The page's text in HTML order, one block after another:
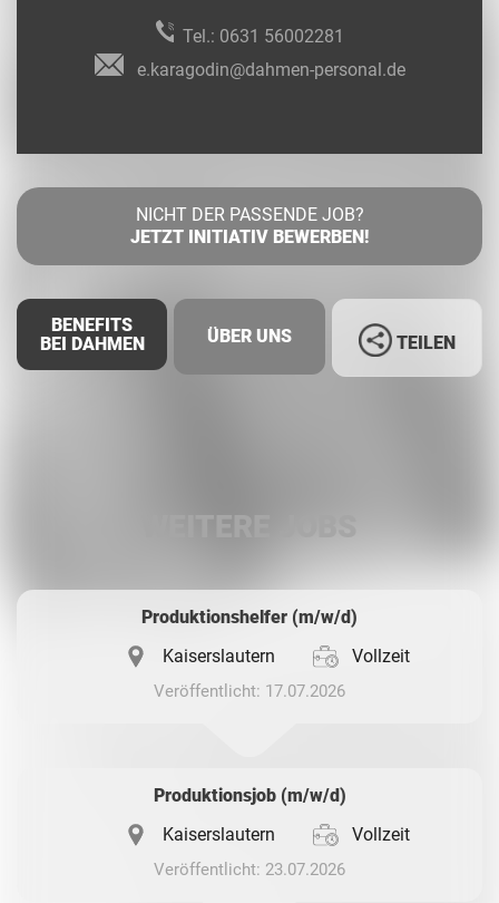
Tel.: 0631 56002281
e.karagodin@dahmen-personal.de
NICHT DER PASSENDE JOB?
JETZT INITIATIV BEWERBEN!
BENEFITS
BEI DAHMEN
ÜBER UNS TEILEN
Produktionshelfer (m/w/d)
Kaiserslautern
Vollzeit
Veröffentlicht: 17.07.2026
Produktionsjob (m/w/d)
Kaiserslautern
Vollzeit
Veröffentlicht: 23.07.2026